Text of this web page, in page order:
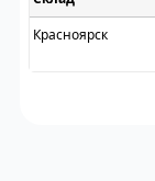
Красноярск